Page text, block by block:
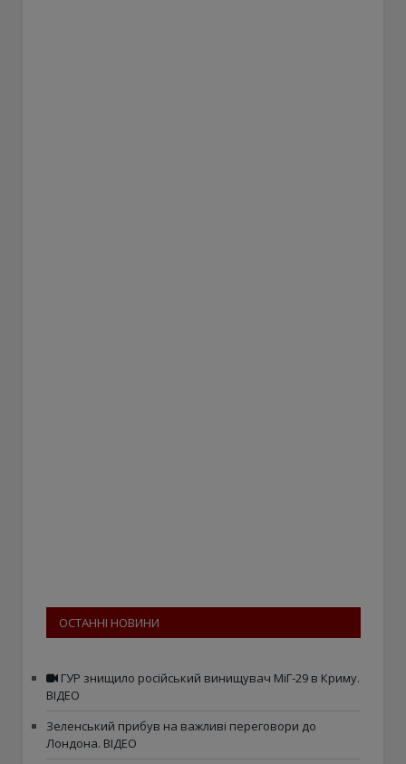
ОСТАННІ НОВИНИ
ГУР знищило російський винищувач МіГ-29 в Криму.
ВІДЕО
Зеленський прибув на важливі переговори до
Лондона. ВІДЕО